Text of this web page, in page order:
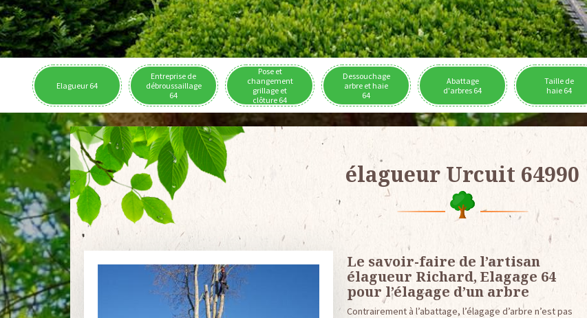
Elagueur 64
Entreprise de
débroussaillage
64
Pose et
changement
grillage et
clôture 64
Dessouchage
arbre et haie
64
Abattage
d'arbres 64
Taille de
haie 64
élagueur Urcuit 64990
Le savoir-faire de l’artisan
élagueur Richard, Elagage 64
pour l’élagage d’un arbre
Contrairement à l’abattage, l’élagage d’arbre n’est pas